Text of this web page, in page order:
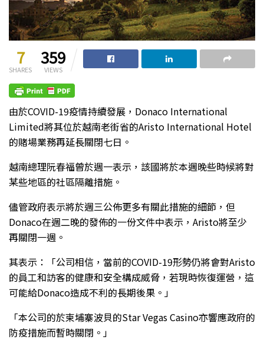
7
SHARES
359
VIEWS
由於COVID-19疫情持續發展，Donaco International
Limited將其位於越南老街省的Aristo International Hotel
的賭場業務再延長關閉七日。
越南總理阮春福曾於週一表示，該國將於本週晚些時候將對
某些地區的社區隔離措施。
儘管政府表示將於週三公佈更多有關此措施的細節，但
Donaco在週二晚的發佈的一份文件中表示，Aristo將至少
再關閉一週。
其表示：「公司相信，當前的COVID-19形勢仍將會對Aristo
的員工和訪客的健康和安全構成威脅，若現時恢復運營，這
可能給Donaco造成不利的長期後果。」
「本公司的於柬埔寨波貝的Star Vegas Casino亦響應政府的
防疫措施而暫時關閉。」